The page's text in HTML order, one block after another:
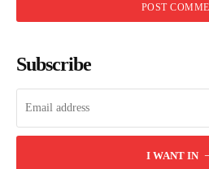
Subscribe
I WANT IN